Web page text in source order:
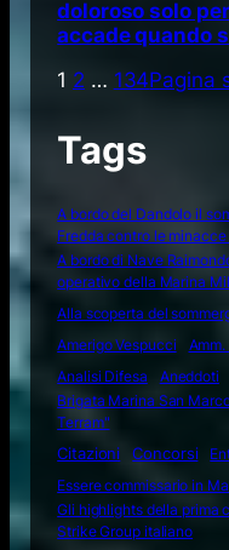
doloroso solo
accade quando
1 2 … 134Pagina
Tags
A bordo del Dandolo il
Fredda contro le
A bordo di Nave
operativo della Marina
Alla scoperta del
Amerigo Vespucci
Analisi Difesa
Aneddoti
Brigata Marina San
Terram"
Citazioni
Concorsi
Essere commissario in
Gli highlights della prima
Strike Group italiano